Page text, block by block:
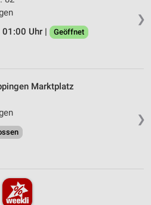
❯
Uhr |
Geöffnet
❯
Marktplatz